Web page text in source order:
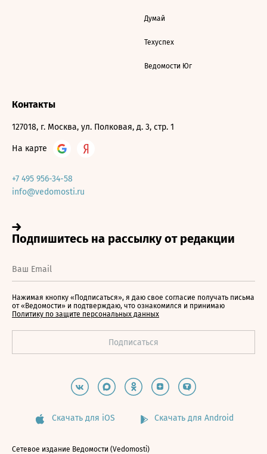
Думай
Техуспех
Ведомости Юг
Контакты
127018, г. Москва, ул. Полковая, д. 3, стр. 1
На карте
+7 495 956-34-58
info@vedomosti.ru
Нажимая кнопку «Подписаться», я даю свое согласие получать письма
от «Ведомости» и подтверждаю, что ознакомился и принимаю
Политику по защите персональных данных
Скачать для iOS Скачать для Android
Сетевое издание Ведомости (Vedomosti)